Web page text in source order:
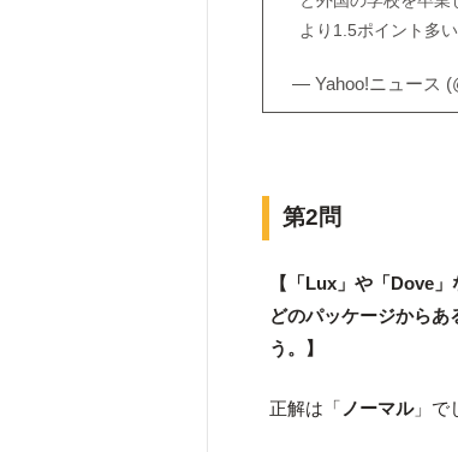
より1.5ポイント多
— Yahoo!ニュース
第2問
【「Lux」や「Dove
どのパッケージからあ
う。】
正解は「 ノーマル」で